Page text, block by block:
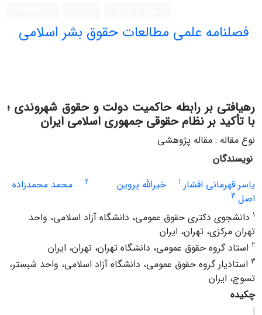
فصلنامه علمی مطالعات حقوق بشر اسلامی
رهیافتی بر رابطه حاکمیت دولت و حقوق شهروندی‌ ؛
با تأکید بر نظام حقوقی جمهوری اسلامی ایران
نوع مقاله : مقاله پژوهشی
نویسندگان
یاسر قهرمانی افشار 1 خیرالله پروین 2
محمد محمدزاده
اصل 3
1 دانشجوی دکتری حقوق عمومی، دانشگاه آزاد اسلامی، واحد
تهران مرکزی، تهران، ایران
2 استاد گروه حقوق عمومی، دانشگاه تهران، تهران، ایران
3 استادیار گروه حقوق عمومی، دانشگاه آزاد اسلامی، واحد شبستر،
تسوج، ایران
چکیده